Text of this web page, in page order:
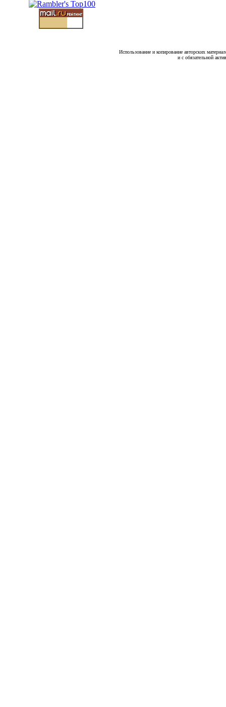
Использование и копирование авторских
и с обязательной